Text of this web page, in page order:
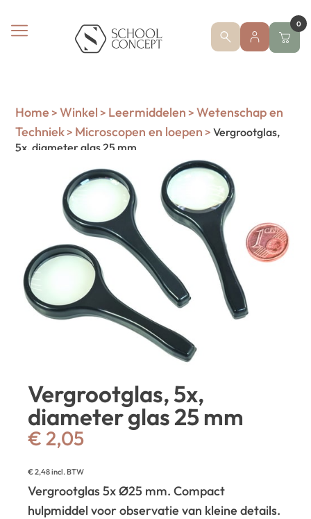
0
Home > Winkel > Leermiddelen > Wetenschap en
Techniek> Microscopen en loepen > Vergrootglas,
5x, diameter glas 25 mm
Vergrootglas, 5x,
diameter glas 25 mm
€ 2,05
€2,48incl. BTW
Vergrootglas 5x Ø25 mm. Compact
hulpmiddel voor observatie van kleine details.